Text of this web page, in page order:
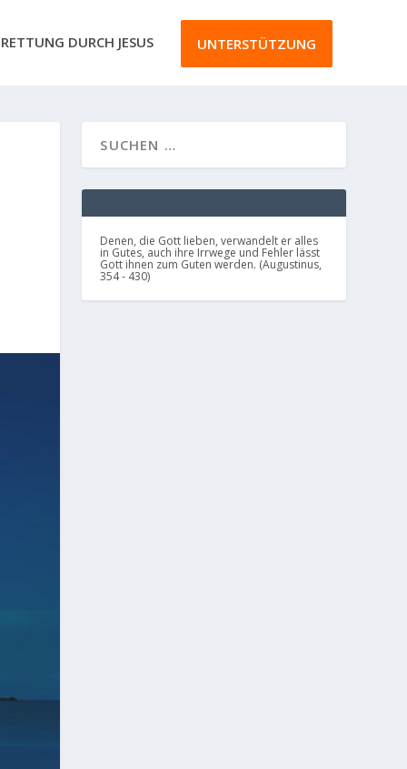
RETTUNG DURCH JESUS UNTERSTÜTZUNG
Denen, die Gott lieben, verwandelt er alles
in Gutes, auch ihre Irrwege und Fehler lässt
Gott ihnen zum Guten werden. (Augustinus,
354 - 430)